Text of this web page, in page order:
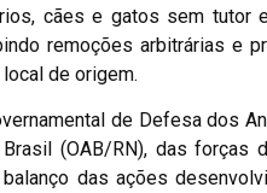
cães e gatos sem tutor
remoções arbitrárias e
de origem.
de Defesa dos
(OAB/RN), das forças
das ações